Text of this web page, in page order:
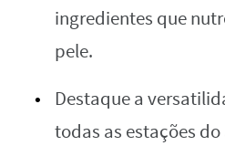
ingredientes que
pele.
Destaque a
todas as estações do